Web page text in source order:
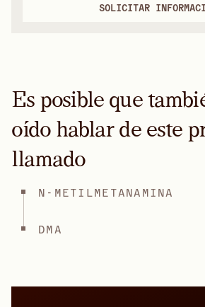
SOLICITAR
Es posible que
oído hablar de este
llamado
N-METILMETANAMINA
DMA